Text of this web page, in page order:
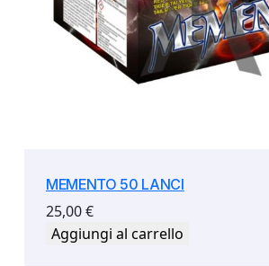
MEMENTO 50 LANCI
25,00€
Aggiungi al carrello